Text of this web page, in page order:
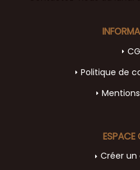
Politique de
ESPACE
Créer